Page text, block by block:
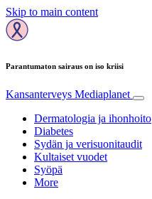
Skip to main content
Parantumaton sairaus on iso kriisi
Kansanterveys Mediaplanet
Dermatologia ja ihonhoito
Diabetes
Sydän ja verisuonitaudit
Kultaiset vuodet
Syöpä
More